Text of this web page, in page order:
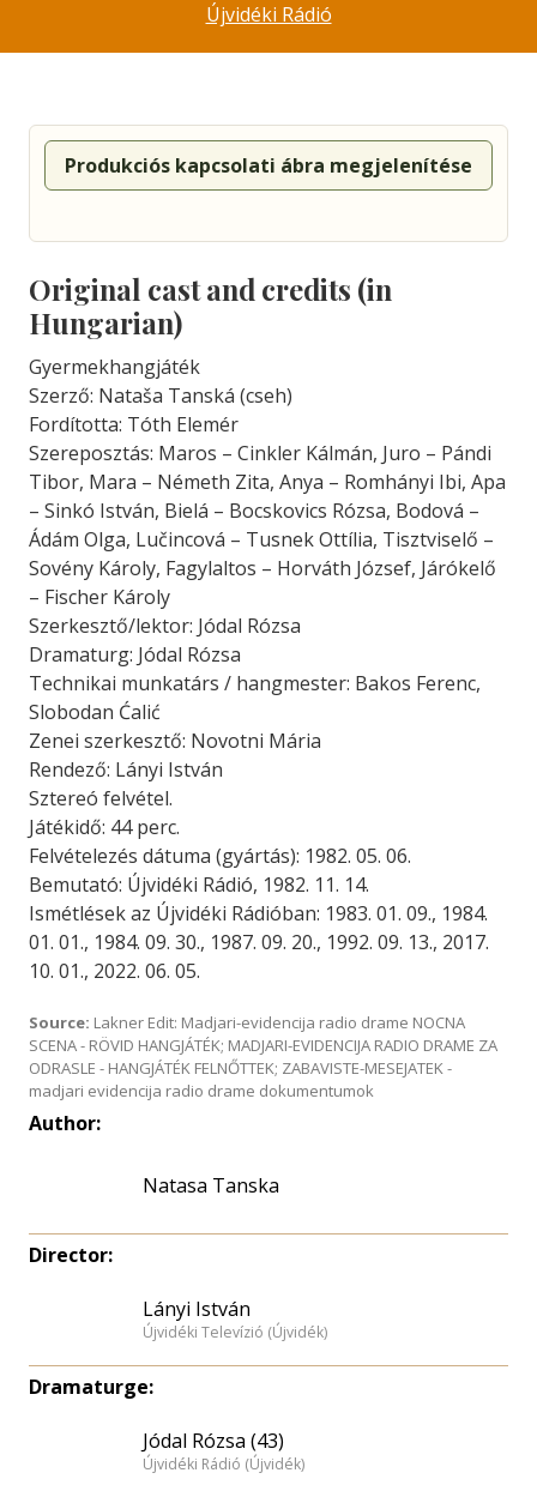
Újvidéki Rádió
Produkciós kapcsolati ábra megjelenítése
Original cast and credits (in
Hungarian)
Gyermekhangjáték
Szerző: Nataša Tanská (cseh)
Fordította: Tóth Elemér
Szereposztás: Maros – Cinkler Kálmán, Juro – Pándi
Tibor, Mara – Németh Zita, Anya – Romhányi Ibi, Apa
– Sinkó István, Bielá – Bocskovics Rózsa, Bodová –
Ádám Olga, Lučincová – Tusnek Ottília, Tisztviselő –
Sovény Károly, Fagylaltos – Horváth József, Járókelő
– Fischer Károly
Szerkesztő/lektor: Jódal Rózsa
Dramaturg: Jódal Rózsa
Technikai munkatárs / hangmester: Bakos Ferenc,
Slobodan Ćalić
Zenei szerkesztő: Novotni Mária
Rendező: Lányi István
Sztereó felvétel.
Játékidő: 44 perc.
Felvételezés dátuma (gyártás): 1982. 05. 06.
Bemutató: Újvidéki Rádió, 1982. 11. 14.
Ismétlések az Újvidéki Rádióban: 1983. 01. 09., 1984.
01. 01., 1984. 09. 30., 1987. 09. 20., 1992. 09. 13., 2017.
10. 01., 2022. 06. 05.
Source: Lakner Edit: Madjari-evidencija radio drame NOCNA
SCENA - RÖVID HANGJÁTÉK; MADJARI-EVIDENCIJA RADIO DRAME ZA
ODRASLE - HANGJÁTÉK FELNŐTTEK; ZABAVISTE-MESEJATEK -
madjari evidencija radio drame dokumentumok
Author:
Natasa Tanska
Director:
Lányi István
Újvidéki Televízió (Újvidék)
Dramaturge:
Jódal Rózsa (43)
Újvidéki Rádió (Újvidék)